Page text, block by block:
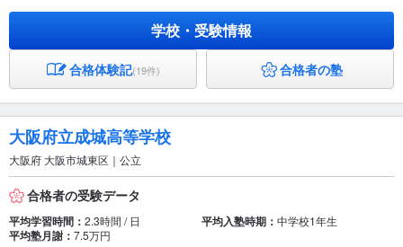
学校・受験情報
合格体験記(19件) 合格者の塾
大阪府立成城高等学校
大阪府 大阪市城東区｜公立
合格者の受験データ
平均学習時間： 2.3時間 / 日 平均入塾時期： 中学校1年生
平均塾月謝： 7.5万円